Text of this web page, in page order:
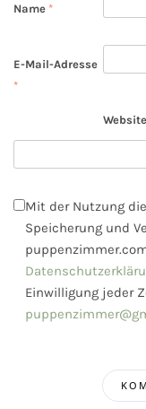
Name *
E-Mail-Adresse
*
Website
Mit der Nutzung
Speicherung und
Einwilligung jeder